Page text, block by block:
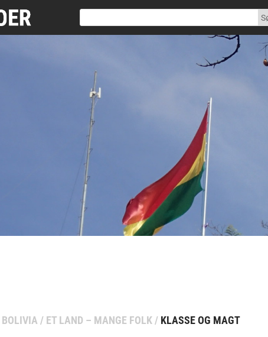
BOLIVIA / ET LAND – MANGE FOLK / KLASSE OG MAGT